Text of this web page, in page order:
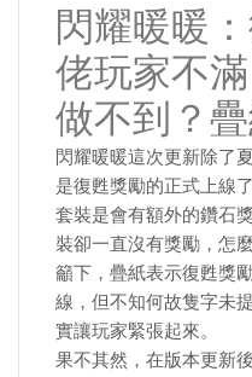
閃耀暖暖
佬玩家不
做不到？
閃耀暖暖這次更新除了
是復甦獎勵的正式上線
套裝是會有額外的鑽石
裝卻一直沒有獎勵，怎
籲下，疊紙表示復甦獎
線，但不知何故隻字未
實讓玩家緊張起來。
果不其然，在版本更新